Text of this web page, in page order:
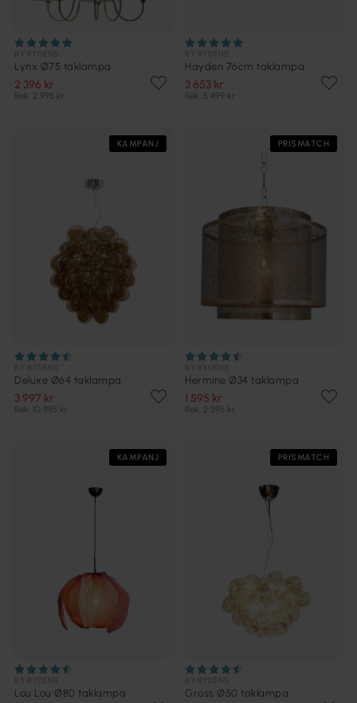
Lynx Ø75 taklampa
2 396 kr
Rek. 2 995 kr
Hayden 76cm taklampa
3 653 kr
Rek. 5 499 kr
KAMPANJ
Deluxe Ø64 taklampa
3 997 kr
Rek. 10 995 kr
PRISMATCH
Hermine Ø34 taklampa
1 595 kr
Rek. 2 395 kr
KAMPANJ
Lou Lou Ø80 taklampa
PRISMATCH
Gross Ø50 taklampa